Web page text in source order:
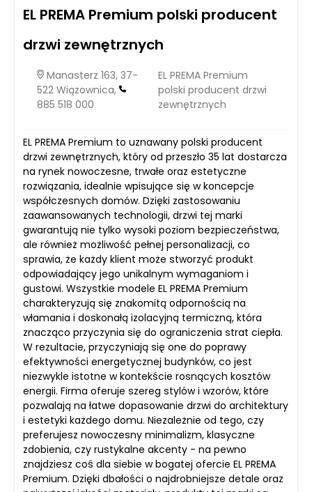
EL PREMA Premium polski producent
drzwi zewnętrznych
Manasterz 163, 37-
522 Wiązownica,
885 518 000
EL PREMA Premium
polski producent drzwi
zewnętrznych
EL PREMA Premium to uznawany polski producent
drzwi zewnętrznych, który od przeszło 35 lat dostarcza
na rynek nowoczesne, trwałe oraz estetyczne
rozwiązania, idealnie wpisujące się w koncepcje
współczesnych domów. Dzięki zastosowaniu
zaawansowanych technologii, drzwi tej marki
gwarantują nie tylko wysoki poziom bezpieczeństwa,
ale również możliwość pełnej personalizacji, co
sprawia, że każdy klient może stworzyć produkt
odpowiadający jego unikalnym wymaganiom i
gustowi. Wszystkie modele EL PREMA Premium
charakteryzują się znakomitą odpornością na
włamania i doskonałą izolacyjną termiczną, która
znacząco przyczynia się do ograniczenia strat ciepła.
W rezultacie, przyczyniają się one do poprawy
efektywności energetycznej budynków, co jest
niezwykle istotne w kontekście rosnących kosztów
energii. Firma oferuje szereg stylów i wzorów, które
pozwalają na łatwe dopasowanie drzwi do architektury
i estetyki każdego domu. Niezależnie od tego, czy
preferujesz nowoczesny minimalizm, klasyczne
zdobienia, czy rustykalne akcenty - na pewno
znajdziesz coś dla siebie w bogatej ofercie EL PREMA
Premium. Dzięki dbałości o najdrobniejsze detale oraz